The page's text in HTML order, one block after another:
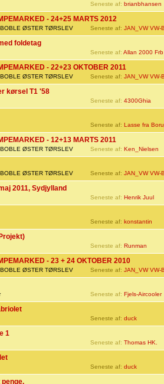
Seneste af: brianbhansen
- 24+25 MARTS 2012
ØSTER TØRSLEV Seneste af: JAN_VW
foldetag
Seneste af: Allan 2000 Frb
- 22+23 OKTOBER 2011
ØSTER TØRSLEV Seneste af: JAN_VW
kørsel T1 '58
Seneste af: 4300Ghia
Seneste af: Lasse fra
- 12+13 MARTS 2011
ØSTER TØRSLEV Seneste af: Ken_Nielsen
ØSTER TØRSLEV Seneste af: JAN_VW
2011, Sydjylland
Seneste af: Henrik Juul
Seneste af: konstantin
Seneste af: Runman
- 23 + 24 OKTOBER 2010
ØSTER TØRSLEV Seneste af: JAN_VW
Seneste af: Fjels-Aircooler
Seneste af: duck
1
Seneste af: Thomas HK.
Seneste af: duck
penge.